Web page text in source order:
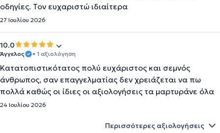
οδηγίες. Τον ευχαριστώ ιδιαίτερα
27 Ιουλίου 2026
10.0
Άγγελος • 1 αξιολόγηση
Κατατοπιστικότατος πολύ ευχάριστος και σεμνός
άνθρωπος, σαν επαγγελματίας δεν χρειάζεται να πω
πολλά καθώς οι ίδιες οι αξιολογήσεις τα μαρτυράνε όλα
24 Ιουλίου 2026
Περισσότερες αξιολογήσεις